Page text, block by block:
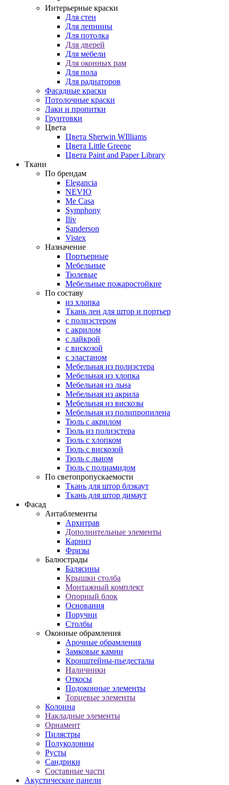
Интерьерные краски
Для стен
Для лепнины
Для потолка
Для дверей
Для мебели
Для оконных рам
Для пола
Для радиаторов
Фасадные краски
Потолочные краски
Лаки и пропитки
Грунтовки
Цвета
Цвета Sherwin WIlliams
Цвета Little Greene
Цвета Paint and Paper Library
Ткани
По брендам
Elegancia
NEVIO
Me Casa
Symphony
Iliv
Sanderson
Vistex
Назначение
Портьерные
Мебельные
Тюлевые
Мебельные пожаростойкие
По составу
из хлопка
Ткань лен для штор и портьер
с полиэстером
с акрилом
с лайкрой
с вискозой
с эластаном
Мебельная из полиэстера
Мебельная из хлопка
Мебельная из льна
Мебельная из акрила
Мебельная из вискозы
Мебельная из полипропилена
Тюль с акрилом
Тюль из полиэстера
Тюль с хлопком
Тюль с вискозой
Тюль с льном
Тюль с полиамидом
По светопропускаемости
Ткань для штор блэкаут
Ткань для штор димаут
Фасад
Антаблементы
Архитрав
Дополнительные элементы
Карниз
Фризы
Балюстрады
Балясины
Крышки столба
Монтажный комплект
Опорный блок
Основания
Поручни
Столбы
Оконные обрамления
Арочные обрамления
Замковые камни
Кронштейны-пьедесталы
Наличники
Откосы
Подоконные элементы
Торцевые элементы
Колонна
Накладные элементы
Орнамент
Пилястры
Полуколонны
Русты
Сандрики
Составные части
Акустические панели